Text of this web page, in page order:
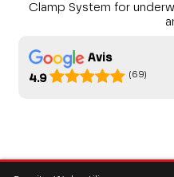
Clamp System for
Avis
4.9
(69)